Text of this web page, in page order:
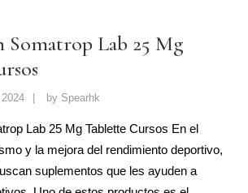
Somatrop Lab 25 Mg
by Spearhk
Lab 25 Mg Tablette Cursos En el
y la mejora del rendimiento deportivo,
suplementos que les ayuden a